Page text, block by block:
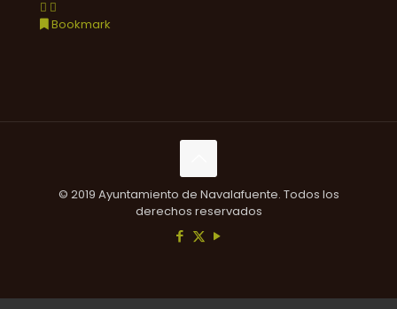
Bookmark
© 2019 Ayuntamiento de Navalafuente. Todos los
derechos reservados